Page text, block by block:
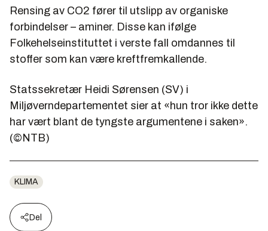
Rensing av CO2 fører til utslipp av organiske
forbindelser – aminer. Disse kan ifølge
Folkehelseinstituttet i verste fall omdannes til
stoffer som kan være kreftfremkallende.
Statssekretær Heidi Sørensen (SV) i
Miljøverndepartementet sier at «hun tror ikke dette
har vært blant de tyngste argumentene i saken».
(©NTB)
KLIMA
Del